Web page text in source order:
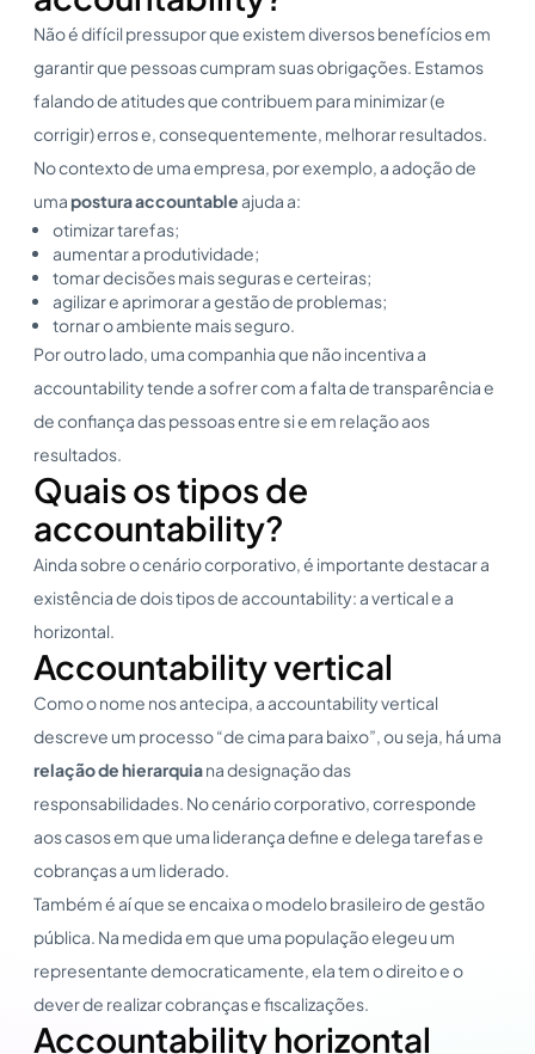
Não é difícil pressupor que existem diversos benefícios em
garantir que pessoas cumpram suas obrigações. Estamos
falando de atitudes que contribuem para minimizar (e
corrigir) erros e, consequentemente, melhorar resultados.
No contexto de uma empresa, por exemplo, a adoção de
umapostura accountableajuda a:
otimizar tarefas;
aumentar a produtividade;
tomar decisões mais seguras e certeiras;
agilizar e aprimorar a gestão de problemas;
tornar o ambiente mais seguro.
Por outro lado, uma companhia que não incentiva a
accountability tende a sofrer com a falta de transparência e
de confiança das pessoas entre si e em relação aos
resultados.
Quais os tipos de
accountability?
Ainda sobre o cenário corporativo, é importante destacar a
existência de dois tipos de accountability: a vertical e a
horizontal.
Accountability vertical
Como o nome nos antecipa, a accountability vertical
descreve um processo “de cima para baixo”, ou seja, há uma
relação de hierarquiana designação das
responsabilidades. No cenário corporativo, corresponde
aos casos em que uma liderança define e delega tarefas e
cobranças a um liderado.
Também é aí que se encaixa o modelo brasileiro de gestão
pública. Na medida em que uma população elegeu um
representante democraticamente, ela tem o direito e o
dever de realizar cobranças e fiscalizações.
Accountability horizontal